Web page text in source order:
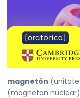
magnetón (unitate
(magneton nuclear)